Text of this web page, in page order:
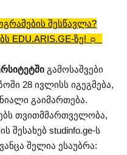
შესწავლა?
EDU.ARIS.GE-ზე! ☼
გამოსაშვები
28 ივლისს იგეგმება,
გაიმართება.
თვითმმართველობა,
შესახებ studinfo.ge-ს
შელია ესაუბრა: